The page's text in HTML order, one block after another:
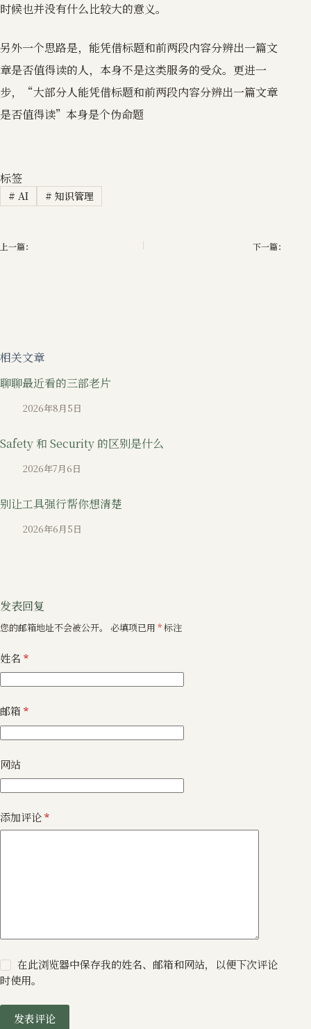
时候也并没有什么比较大的意义。
另外一个思路是，能凭借标题和前两段内容分辨出一篇文
章是否值得读的人，本身不是这类服务的受众。更进一
步，“大部分人能凭借标题和前两段内容分辨出一篇文章
是否值得读”本身是个伪命题
标签
# AI # 知识管理
上一篇： 下一篇：
相关文章
聊聊最近看的三部老片
2026年8月5日
Safety 和 Security 的区别是什么
2026年7月6日
别让工具强行帮你想清楚
2026年6月5日
发表回复
您的邮箱地址不会被公开。 必填项已用 *标注
姓名 *
邮箱 *
网站
添加评论*
在此浏览器中保存我的姓名、邮箱和网站，以便下次评论
时使用。
发表评论